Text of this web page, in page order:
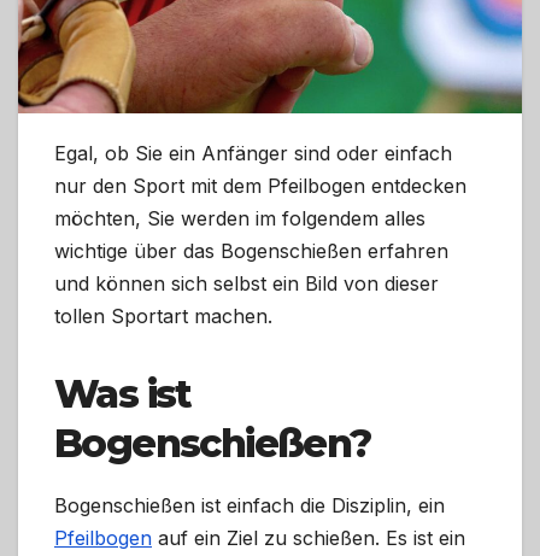
Egal, ob Sie ein Anfänger sind oder einfach
nur den Sport mit dem Pfeilbogen entdecken
möchten, Sie werden im folgendem alles
wichtige über das Bogenschießen erfahren
und können sich selbst ein Bild von dieser
tollen Sportart machen.
Was ist
Bogenschießen?
Bogenschießen ist einfach die Disziplin, ein
Pfeilbogen auf ein Ziel zu schießen. Es ist ein